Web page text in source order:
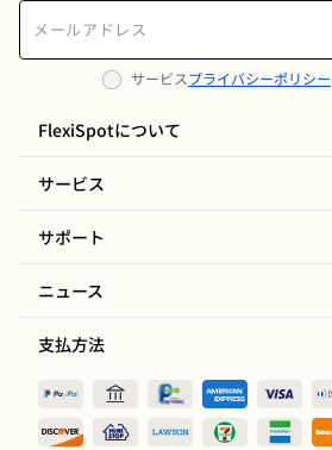
サービスプライバシーポリシー
FlexiSpotについて
サービス
サポート
ニュース
支払方法